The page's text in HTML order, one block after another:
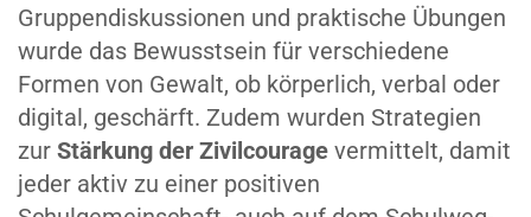
Gruppendiskussionen und praktische Übungen
wurde das Bewusstsein für verschiedene
Formen von Gewalt, ob körperlich, verbal oder
digital, geschärft. Zudem wurden Strategien
zur Stärkung der Zivilcourage vermittelt, damit
jeder aktiv zu einer positiven